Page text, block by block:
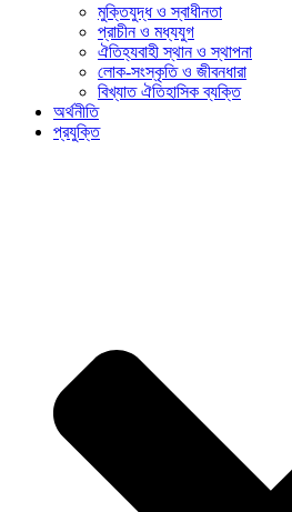
মুক্তিযুদ্ধ ও স্বাধীনতা
প্রাচীন ও মধ্যযুগ
ঐতিহ্যবাহী স্থান ও স্থাপনা
লোক-সংস্কৃতি ও জীবনধারা
বিখ্যাত ঐতিহাসিক ব্যক্তি
অর্থনীতি
প্রযুক্তি